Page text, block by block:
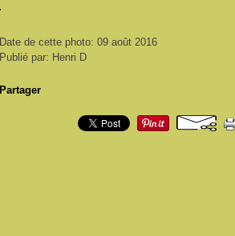
Date de cette photo: 09 août 2016
Publié par: Henri D
Partager